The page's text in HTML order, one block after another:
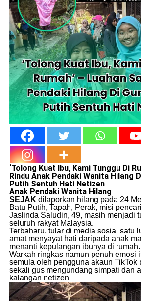
​‘Tolong Kuat Ibu, Kami Tunggu Di
Rindu Anak Pendaki Wanita Hilang
Putih Sentuh Hati Netizen
Anak Pendaki Wanita Hilang
SEJAK dilaporkan hilang pada 24
Batu Putih, Tapah, Perak, misi
Jaslinda Saludin, 49, masih menjadi
seluruh rakyat Malaysia.
​Terbaharu, tular di media sosial satu
amat menyayat hati daripada anak
menanti kepulangan ibunya di rumah.
​Warkah ringkas namun penuh emosi
semula oleh pengguna akaun TikTok
sekali gus mengundang simpati dan
kalangan netizen.